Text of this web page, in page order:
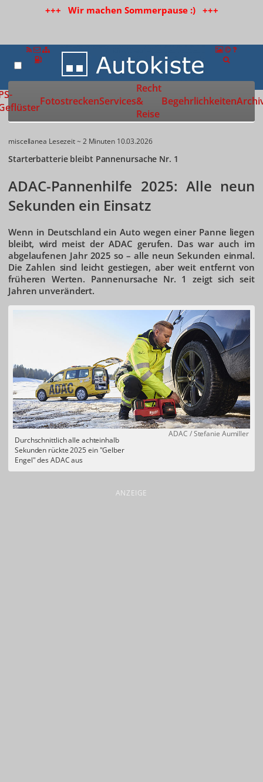
+++ Wir machen Sommerpause :) +++
Zur Startseite
FotostreckenServices
Recht
&
Reise
Begehrlichkeiten
miscellanea Lesezeit ~ 2 Minuten 10.03.2026
Starterbatterie bleibt Pannenursache Nr. 1
ADAC-Pannenhilfe 2025: Alle neun
Sekunden ein Einsatz
Wenn in Deutschland ein Auto wegen einer Panne liegen
bleibt, wird meist der ADAC gerufen. Das war auch im
abgelaufenen Jahr 2025 so – alle neun Sekunden einmal.
Die Zahlen sind leicht gestiegen, aber weit entfernt von
früheren Werten. Pannenursache Nr. 1 zeigt sich seit
Jahren unverändert.
ADAC / Stefanie Aumiller
Durchschnittlich alle achteinhalb
Sekunden rückte 2025 ein "Gelber
Engel" des ADAC aus
ANZEIGE